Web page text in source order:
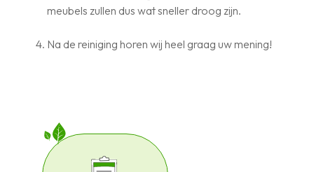
meubels zullen dus wat sneller droog zijn.
Na de reiniging horen wij heel graag uw mening!